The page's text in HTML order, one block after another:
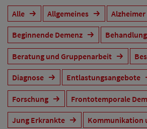
Alle Allgemeines Alzheimer
Beginnende Demenz Behandlung
Beratung und Gruppenarbeit
Diagnose Entlastungsangebote
Forschung Frontotemporale
Jung Erkrankte Kommunikation